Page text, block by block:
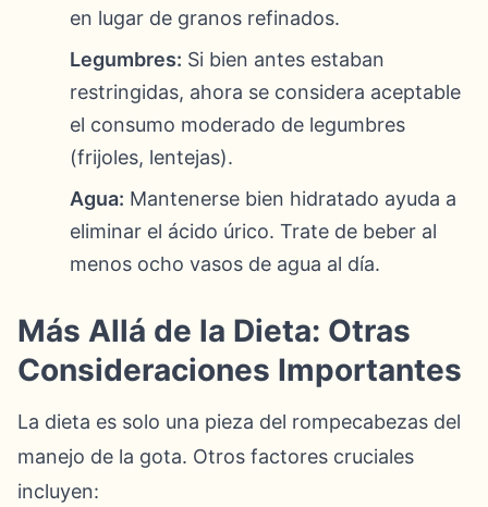
en lugar de granos refinados.
Legumbres: Si bien antes estaban
restringidas, ahora se considera aceptable
el consumo moderado de legumbres
(frijoles, lentejas).
Agua: Mantenerse bien hidratado ayuda a
eliminar el ácido úrico. Trate de beber al
menos ocho vasos de agua al día.
Más Allá de la Dieta: Otras
Consideraciones Importantes
La dieta es solo una pieza del rompecabezas del
manejo de la gota. Otros factores cruciales
incluyen: